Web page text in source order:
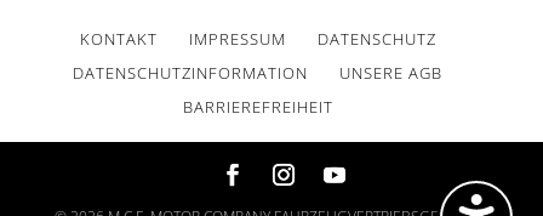
KON­TAKT IMPRES­SUM
DATEN­SCHUTZ
DATEN­SCHUTZ­IN­FOR­MA­TI­ON
UNSE­RE AGB
BAR­RIE­RE­FREI­HEIT